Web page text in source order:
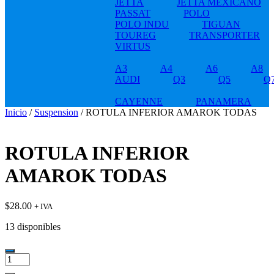
JETTA
JETTA MEXICANO
PASSAT
POLO
POLO INDU
TIGUAN
TOUREG
TRANSPORTER
VIRTUS
A3 A4 A6
A8
AUDI
Q3 Q5
CAYENNE
PANAMERA
Inicio / Suspension / ROTULA INFERIOR AMAROK TODAS
ROTULA INFERIOR
AMAROK TODAS
$28.00 + IVA
13 disponibles
ROTULA
INFERIOR